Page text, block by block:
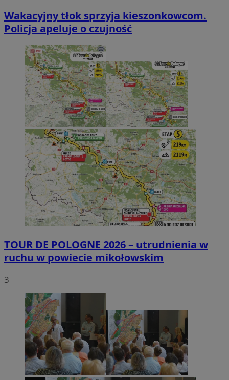
Wakacyjny tłok sprzyja kieszonkowcom.
Policja apeluje o czujność
TOUR DE POLOGNE 2026 – utrudnienia w
ruchu w powiecie mikołowskim
3